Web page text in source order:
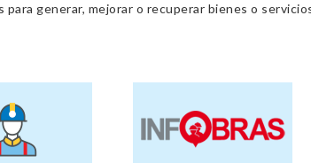
generar, mejorar o recuperar bienes o